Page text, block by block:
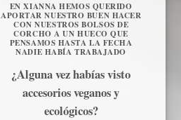
EN XIANNA HEMOS QUERIDO
APORTAR NUESTRO BUEN HACER
CON NUESTROS BOLSOS DE
CORCHO A UN HUECO QUE
PENSAMOS HASTA LA FECHA
NADIE HABÍA TRABAJADO
¿Alguna vez habías visto
accesorios veganos y
ecológicos?